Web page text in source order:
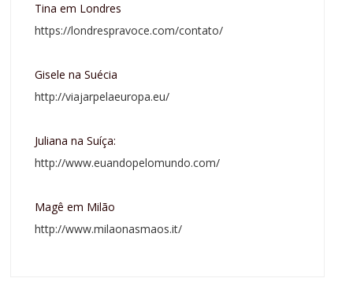
Tina em Londres
https://londrespravoce.com/contato/
Gisele na Suécia
http://viajarpelaeuropa.eu/
Juliana na Suíça:
http://www.euandopelomundo.com/
Magê em Milão
http://www.milaonasmaos.it/